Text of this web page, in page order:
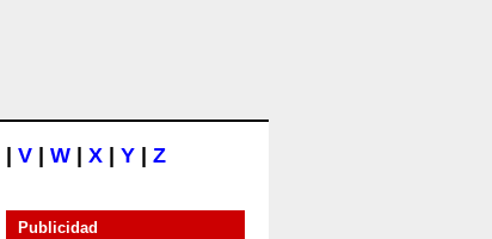
V W X Y Z
Publicidad